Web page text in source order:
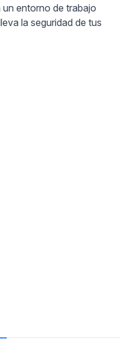
un entorno de trabajo
la seguridad de tus